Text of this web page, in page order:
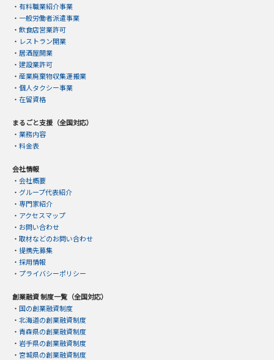
・ 有料職業紹介事業
・ 一般労働者派遣事業
・ 飲食店営業許可
・ レストラン開業
・ 居酒屋開業
・ 建設業許可
・ 産業廃棄物収集運搬業
・ 個人タクシー事業
・ 在留資格
まるごと支援（全国対応）
・ 業務内容
・ 料金表
会社情報
・ 会社概要
・ グループ代表紹介
・ 専門家紹介
・ アクセスマップ
・ お問い合わせ
・ 取材などのお問い合わせ
・ 提携先募集
・ 採用情報
・ プライバシーポリシー
創業融資 制度一覧（全国対応）
・ 国の創業融資制度
・ 北海道の創業融資制度
・ 青森県の創業融資制度
・ 岩手県の創業融資制度
・ 宮城県の創業融資制度